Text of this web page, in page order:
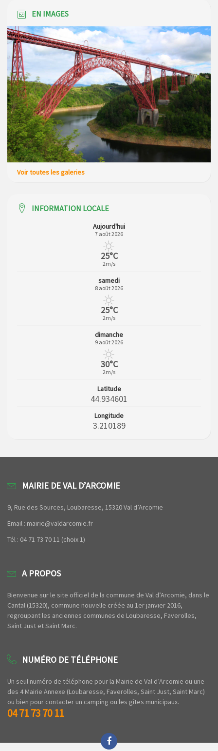
EN IMAGES
Voir toutes les galeries
INFORMATION LOCALE
Aujourd'hui
7 août 2026
25°C
2m/s
samedi
8 août 2026
25°C
2m/s
dimanche
9 août 2026
30°C
2m/s
Latitude
44.934601
Longitude
3.210189
MAIRIE DE VAL D’ARCOMIE
9, Rue des Sources, Loubaresse, 15320 Val d’Arcomie
Email : mairie@valdarcomie.fr
Tél : 04 71 73 70 11 (choix 1)
A PROPOS
Bienvenue sur le site officiel de la commune de Val d’Arcomie, dans le
Cantal (15320), commune nouvelle créée au 1er janvier 2016,
regroupant les anciennes communes de Loubaresse, Faverolles,
Saint Just et Saint Marc.
NUMÉRO DE TÉLÉPHONE
Un seul numéro de téléphone pour la Mairie de Val d’Arcomie ou une
des 4 Mairie Annexe (Loubaresse, Faverolles, Saint Just, Saint Marc)
ou bien pour contacter un camping ou les gîtes municipaux.
04 71 73 70 11